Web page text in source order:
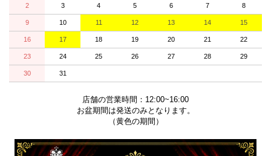
2 3 4 5 6 7 8
9 10 11 12 13 14 15
16 17 18 19 20 21 22
23 24 25 26 27 28 29
30 31
店舗の営業時間：12:00~16:00
お盆期間は発送のみとなります。
（黄色の期間）